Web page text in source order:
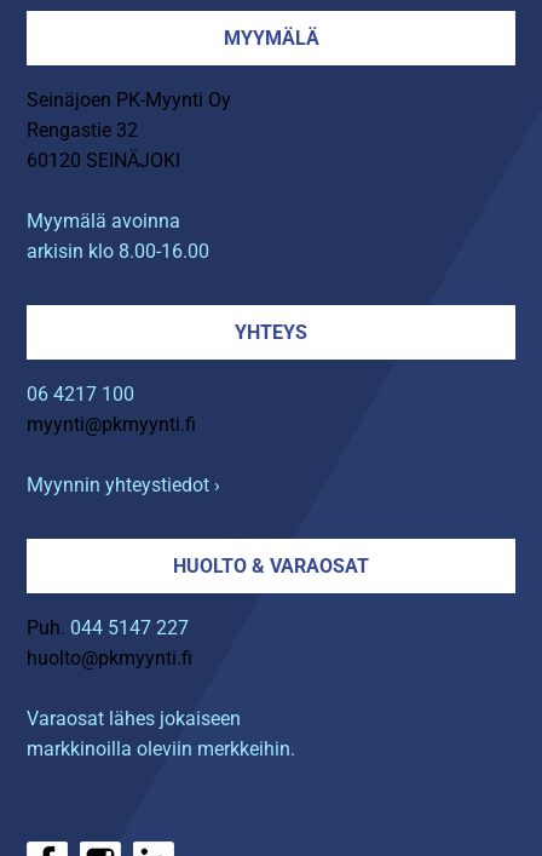
MYYMÄLÄ
Seinäjoen PK-Myynti Oy
Rengastie 32
60120 SEINÄJOKI
Myymälä avoinna
arkisin klo 8.00-16.00
YHTEYS
06 4217 100
myynti@pkmyynti.fi
Myynnin yhteystiedot ›
HUOLTO & VARAOSAT
Puh. 044 5147 227
huolto@pkmyynti.fi
Varaosat lähes jokaiseen
markkinoilla oleviin merkkeihin.